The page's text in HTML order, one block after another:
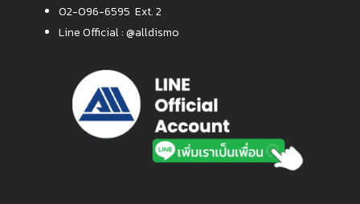
02-096-6595 Ext. 2
Line Official :@alldismo